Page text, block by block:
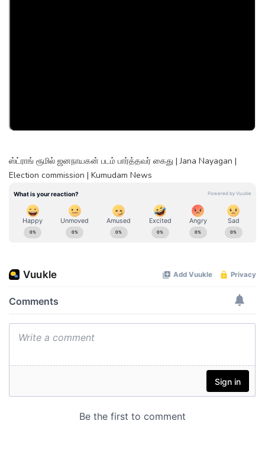
ஸ்ட்ராங் ரூமில் ஜனநாயகன் படம் பார்த்தவர் கைது | Jana Nayagan |
Election commission | Kumudam News